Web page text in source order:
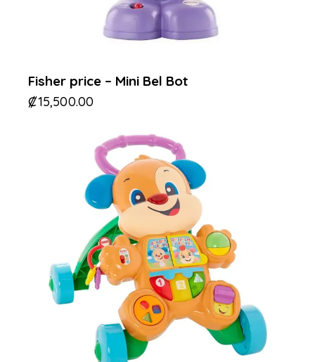
Fisher price – Mini Bel Bot
₡15,500.00